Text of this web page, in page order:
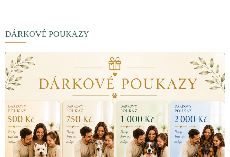
DÁRKOVÉ POUKAZY